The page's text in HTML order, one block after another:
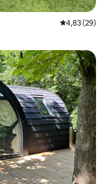
Średnia
4,83 (29)